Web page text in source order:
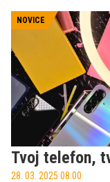
dostop.
NOVICE
Tvoj telefon,
28. 03. 2025 08.00